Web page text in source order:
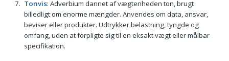
Tonvis: Adverbium dannet af vægtenheden ton, brugt
billedligt om enorme mængder. Anvendes om data, ansvar,
beviser eller produkter. Udtrykker belastning, tyngde og
omfang, uden at forpligte sig til en eksakt vægt eller målbar
specifikation.